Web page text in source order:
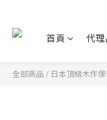
首頁 代
全部商品 / 日本頂級木作